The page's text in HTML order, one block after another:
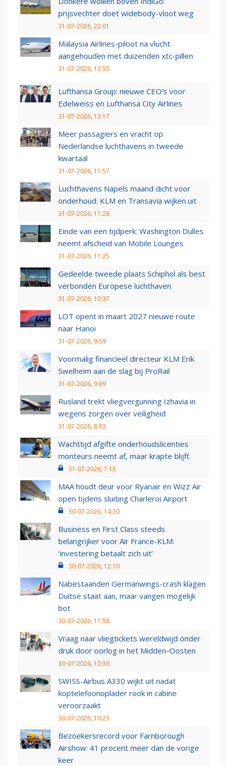
prijsvechter doet widebody-vloot weg
31-07-2026, 22:01
Malaysia Airlines-piloot na vlucht
aangehouden met duizenden xtc-pillen
31-07-2026, 13:55
Lufthansa Group: nieuwe CEO’s voor
Edelweiss en Lufthansa City Airlines
31-07-2026, 13:17
Meer passagiers en vracht op
Nederlandse luchthavens in tweede
kwartaal
31-07-2026, 11:57
Luchthavens Napels maand dicht voor
onderhoud: KLM en Transavia wijken uit
31-07-2026, 11:28
Einde van een tijdperk: Washington Dulles
neemt afscheid van Mobile Lounges
31-07-2026, 11:25
Gedeelde tweede plaats Schiphol als best
verbonden Europese luchthaven
31-07-2026, 10:37
LOT opent in maart 2027 nieuwe route
naar Hanoi
31-07-2026, 9:59
Voormalig financieel directeur KLM Erik
Swelheim aan de slag bij ProRail
31-07-2026, 9:09
Rusland trekt vliegvergunning Izhavia in
wegens zorgen over veiligheid
31-07-2026, 8:03
Wachttijd afgifte onderhoudslicenties
monteurs neemt af, maar krapte blijft
31-07-2026, 7:15
MAA houdt deur voor Ryanair en Wizz Air
open tijdens sluiting Charleroi Airport
30-07-2026, 14:30
Business en First Class steeds
belangrijker voor Air France-KLM:
‘investering betaalt zich uit’
30-07-2026, 12:10
Nabestaanden Germanwings-crash klagen
Duitse staat aan, maar vangen mogelijk
bot
30-07-2026, 11:58
Vraag naar vliegtickets wereldwijd onder
druk door oorlog in het Midden-Oosten
30-07-2026, 10:36
SWISS-Airbus A330 wijkt uit nadat
koptelefoonoplader rook in cabine
veroorzaakt
30-07-2026, 10:23
Bezoekersrecord voor Farnborough
Airshow: 41 procent meer dan de vorige
keer